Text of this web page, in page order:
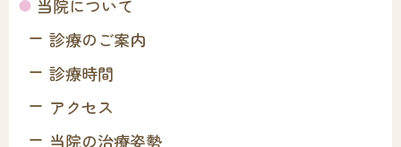
当院について
診療のご案内
診療時間
アクセス
当院の治療姿勢